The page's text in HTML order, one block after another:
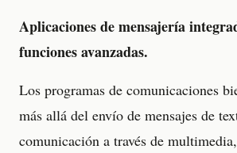
Aplicaciones de mensajería
funciones avanzadas.
Los programas de comunicaciones
más allá del envío de mensajes de
comunicación a través de